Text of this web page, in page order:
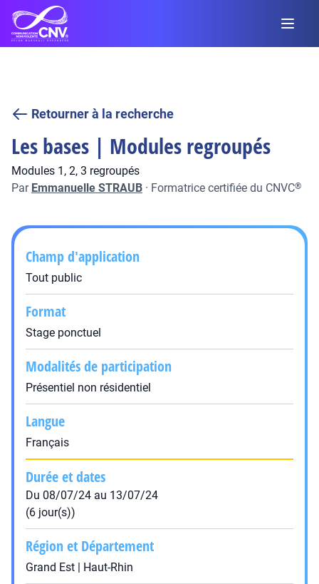
Retourner à la recherche
Les bases | Modules regroupés
Modules 1, 2, 3 regroupés
Par Emmanuelle STRAUB · Formatrice certifiée du CNVC®
Champ d'application
Tout public
Format
Stage ponctuel
Modalités de participation
Présentiel non résidentiel
Langue
Français
Durée et dates
Du 08/07/24 au 13/07/24
(6 jour(s))
Région et Département
Grand Est | Haut-Rhin